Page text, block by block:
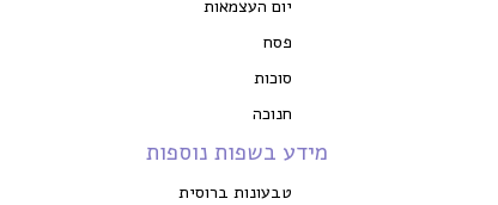
יום העצמאות
פסח
סוכות
חנוכה
מידע בשפות נוספות
טבעונות ברוסית